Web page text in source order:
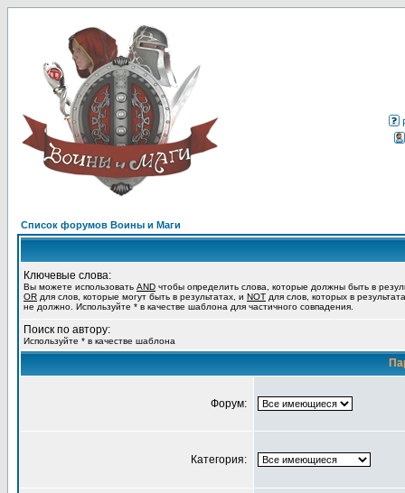
Список форумов Воины и Маги
Ключевые слова:
Вы можете использовать AND чтобы определить слова, которые должны быть в
OR для слов, которые могут быть в результатах, и NOT для слов, которых в
не должно. Используйте * в качестве шаблона для частичного совпадения.
Поиск по автору:
Используйте * в качестве шаблона
Форум:
Категория: